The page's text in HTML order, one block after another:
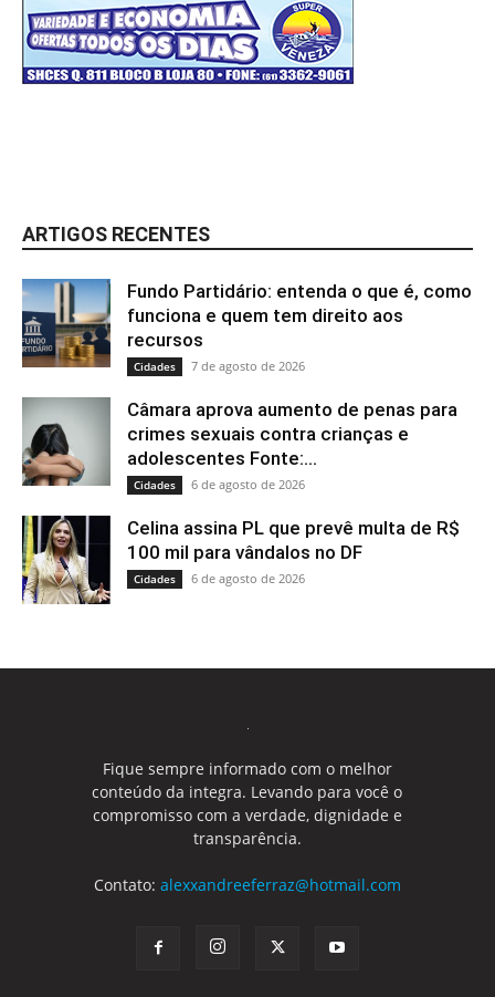
ARTIGOS RECENTES
Fundo Partidário: entenda o que é, como
funciona e quem tem direito aos
recursos
Cidades 7 de agosto de 2026
Câmara aprova aumento de penas para
crimes sexuais contra crianças e
adolescentes Fonte:...
Cidades 6 de agosto de 2026
Celina assina PL que prevê multa de R$
100 mil para vândalos no DF
Cidades 6 de agosto de 2026
Fique sempre informado com o melhor
conteúdo da integra. Levando para você o
compromisso com a verdade, dignidade e
transparência.
Contato: alexxandreeferraz@hotmail.com